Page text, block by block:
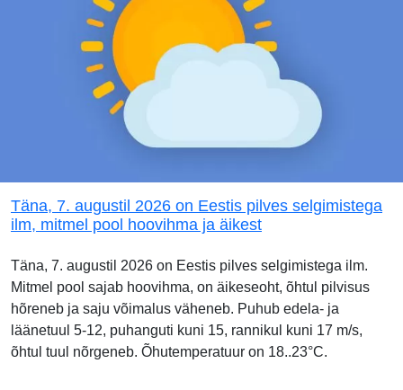
Täna, 7. augustil 2026 on Eestis pilves selgimistega
ilm, mitmel pool hoovihma ja äikest
Täna, 7. augustil 2026 on Eestis pilves selgimistega ilm.
Mitmel pool sajab hoovihma, on äikeseoht, õhtul pilvisus
hõreneb ja saju võimalus väheneb. Puhub edela- ja
läänetuul 5-12, puhanguti kuni 15, rannikul kuni 17 m/s,
õhtul tuul nõrgeneb. Õhutemperatuur on 18..23°C.